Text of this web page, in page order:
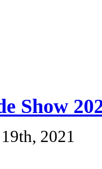
Show
2021